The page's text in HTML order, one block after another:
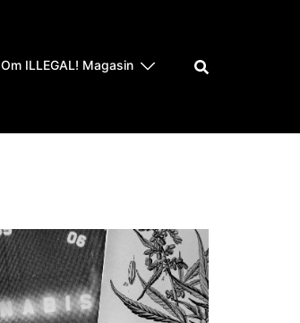
Om ILLEGAL! Magasin